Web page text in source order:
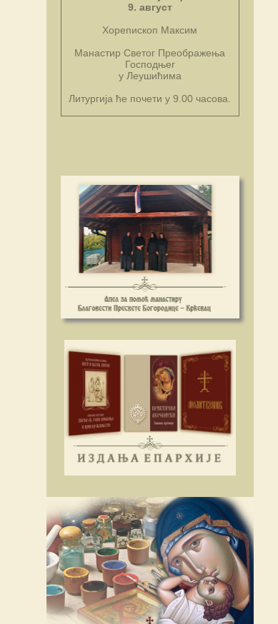
9. август
Хорепископ Максим
Манастир Светог Преображења
Господњег
у Леушићима
Литургија ће почети у 9.00 часова.